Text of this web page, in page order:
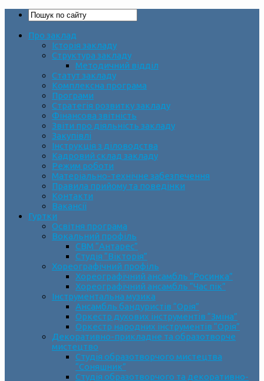
Про заклад
Історія закладу
Структура закладу
Методичний відділ
Статут закладу
Комплексна програма
Програми
Стратегія розвитку закладу
Фінансова звітність
Звіти про діяльність закладу
Закупівлі
Інструкція з діловодства
Кадровий склад закладу
Режим роботи
Матеріально-технічне забезпечення
Правила прийому та поведінки
Контакти
Вакансії
Гуртки
Освітня програма
Вокальний профіль
СВМ “Антарес”
Студія “Вікторія”
Хореографічний профіль
Хореографічний ансамбль “Росинка”
Хореографічний ансамбль “Час пік”
Інструментальна музика
Ансамбль бандуристів “Орія”
Оркестр духових інструментів “Зміна”
Оркестр народних інструментів “Орія”
Декоративно-прикладне та образотворче
мистецтво
Cтудія образотворчого мистецтва
“Соняшник”
Студія образотворчого та декоративно-